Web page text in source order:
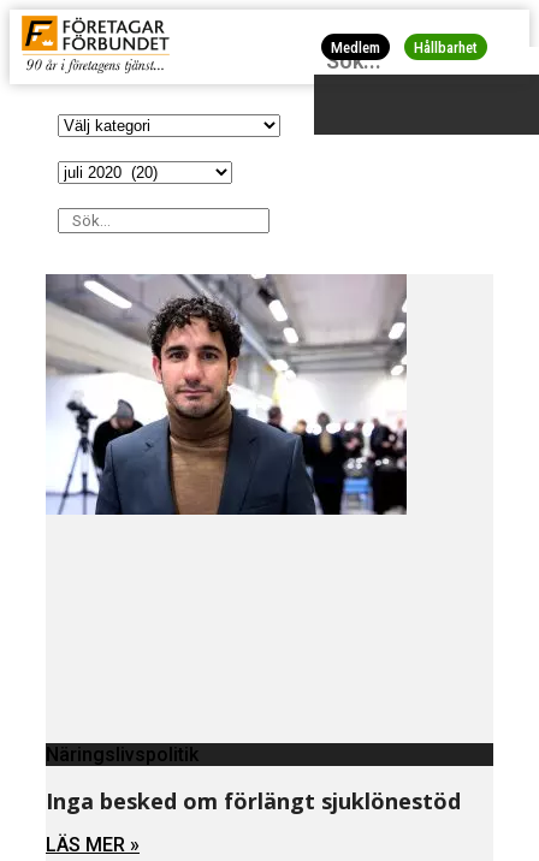
Medlem Hållbarhet
Näringslivspolitik
Inga besked om förlängt sjuklönestöd
LÄS MER »